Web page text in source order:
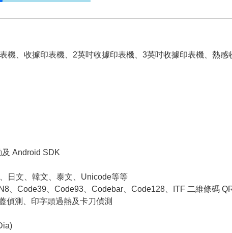
機、收據印表機、2英吋收據印表機、3英吋收據印表機、熱
Android SDK
日文、韓文、泰文、Unicode等等
、Code39、Code93、Codebar、Code128、ITF 二維條碼
偵測、印字頭過熱及卡刀偵測